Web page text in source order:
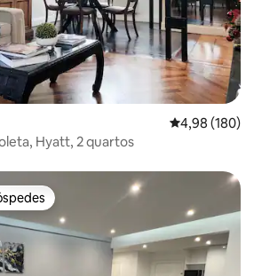
4,98 de uma
4,98 (180)
Hyatt, 2 quartos
dos hóspedes